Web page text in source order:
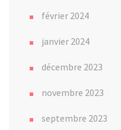
février 2024
janvier 2024
décembre 2023
novembre 2023
septembre 2023